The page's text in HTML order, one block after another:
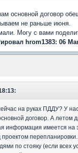
основной договор
не раньше июня.
Могу с вами
hrom1383: 06
на руках ПДДУ? У
договор. А летом
информация имеется на
по стояку (если всех